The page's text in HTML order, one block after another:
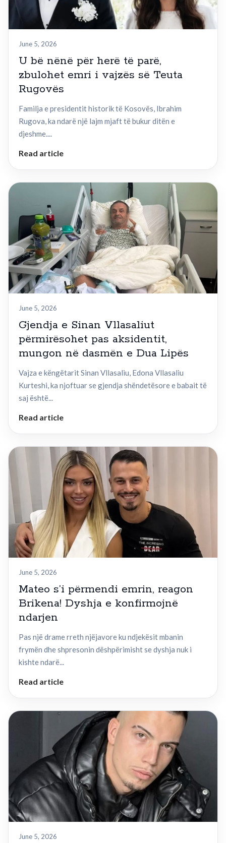
June 5, 2026
U bë nënë për herë të parë,
zbulohet emri i vajzës së Teuta
Rugovës
Familja e presidentit historik të Kosovës, Ibrahim
Rugova, ka ndarë një lajm mjaft të bukur ditën e
djeshme....
Read article
June 5, 2026
Gjendja e Sinan Vllasaliut
përmirësohet pas aksidentit,
mungon në dasmën e Dua Lipës
Vajza e këngëtarit Sinan Vllasaliu, Edona Vllasaliu
Kurteshi, ka njoftuar se gjendja shëndetësore e babait të
saj është...
Read article
June 5, 2026
Mateo s’i përmendi emrin, reagon
Brikena! Dyshja e konfirmojnë
ndarjen
Pas një drame rreth njëjavore ku ndjekësit mbanin
frymën dhe shpresonin dëshpërimisht se dyshja nuk i
kishte ndarë...
Read article
June 5, 2026